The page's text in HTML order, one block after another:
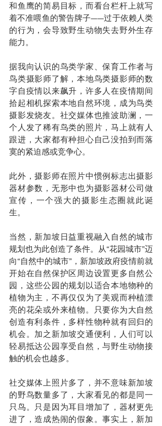
和鱼鹰的简易目标，而看台栏杆上就写
着不准喂鱼的警告牌子——过于依赖人类
的行为，会导致野生动物失去野外生存
能力。
据我向认识的鸟类学家、保育工作者与
鸟类摄影师了解，本地鸟类摄影师的数
字自疫情以来飙升，许多人在疫情期间
拾起相机探索本地自然环境，成为鸟类
摄影发烧友。社交媒体也推波助澜，一
个人发了稀有鸟类的照片，马上就有人
跟进，大家都有种担心自己没拍到而落
寞的紧迫感或竞争心。
此外，摄影师在照片中惯例标志出摄影
器材参数，无形中也为摄影器材公司做
宣传，一个强大的摄影生态圈就此诞
生。
当然，新加坡日益重视融入自然的城市
规划也为此创造了条件。从“花园城市”迈
向“自然中的城市”，新加坡政府疫情前就
开始在自然保护区周边设置更多自然公
园，这些公园的规划以适合本地物种的
植物为主，不再仅仅为了美观而种植漂
亮的花朵或外来植物。只要你为大自然
创造有利条件，多样性物种就有回归的
机会。加之新加坡交通便利，人们可以
轻易抵达公园享受自然，与野生动物接
触的机会也越多。
社交媒体上照片多了，并不意味新加坡
的野鸟数量多了，大家看见的都是同一
只鸟。只是因为耳目增加了，器材更先
进了，造成热闹的假象。事实上，新加